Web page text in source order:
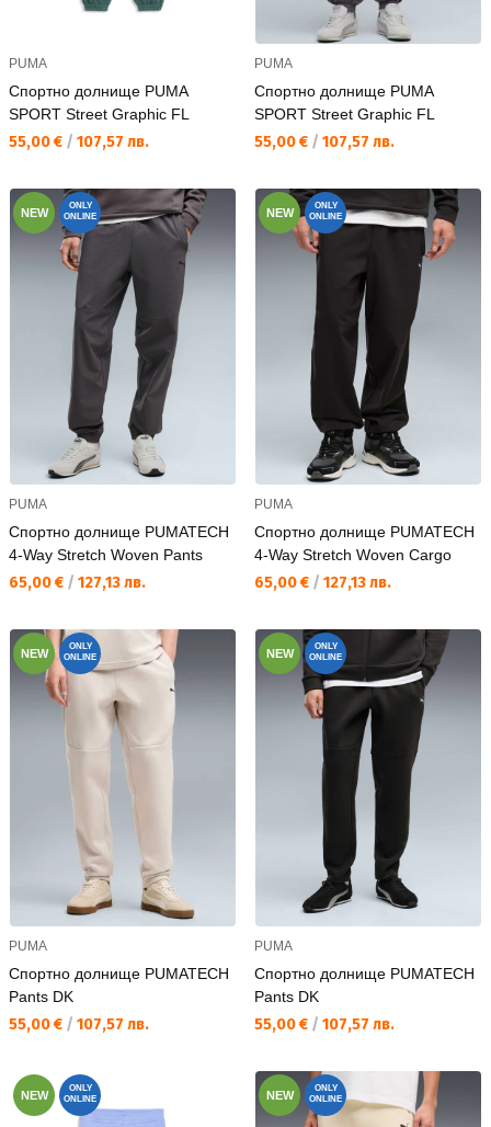
PUMA
Спортно долнище PUMA
SPORT Street Graphic FL
Текуща цена:
55,00 € / 107,57 лв.
PUMA
Спортно долнище PUMA
SPORT Street Graphic FL
Текуща цена:
55,00 € / 107,57 лв.
NEW
ONLY
ONLINE
PUMA
Спортно долнище PUMATECH
4-Way Stretch Woven Pants
Текуща цена:
65,00 € / 127,13 лв.
NEW
ONLY
ONLINE
PUMA
Спортно долнище PUMATECH
4-Way Stretch Woven Cargo
Текуща цена:
65,00 € / 127,13 лв.
NEW
ONLY
ONLINE
PUMA
Спортно долнище PUMATECH
Pants DK
Текуща цена:
55,00 € / 107,57 лв.
NEW
ONLY
ONLINE
PUMA
Спортно долнище PUMATECH
Pants DK
Текуща цена:
55,00 € / 107,57 лв.
NEW
ONLY
ONLINE
NEW
ONLY
ONLINE